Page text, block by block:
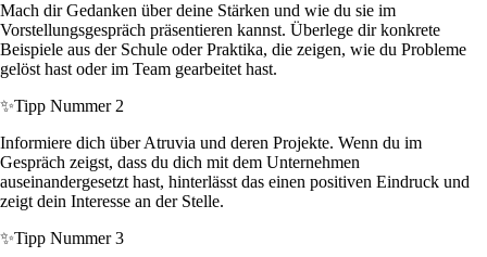
Mach dir Gedanken über deine Stärken und wie du sie im
Vorstellungsgespräch präsentieren kannst. Überlege dir konkrete
Beispiele aus der Schule oder Praktika, die zeigen, wie du Probleme
gelöst hast oder im Team gearbeitet hast.
✨Tipp Nummer 2
Informiere dich über Atruvia und deren Projekte. Wenn du im
Gespräch zeigst, dass du dich mit dem Unternehmen
auseinandergesetzt hast, hinterlässt das einen positiven Eindruck und
zeigt dein Interesse an der Stelle.
✨Tipp Nummer 3